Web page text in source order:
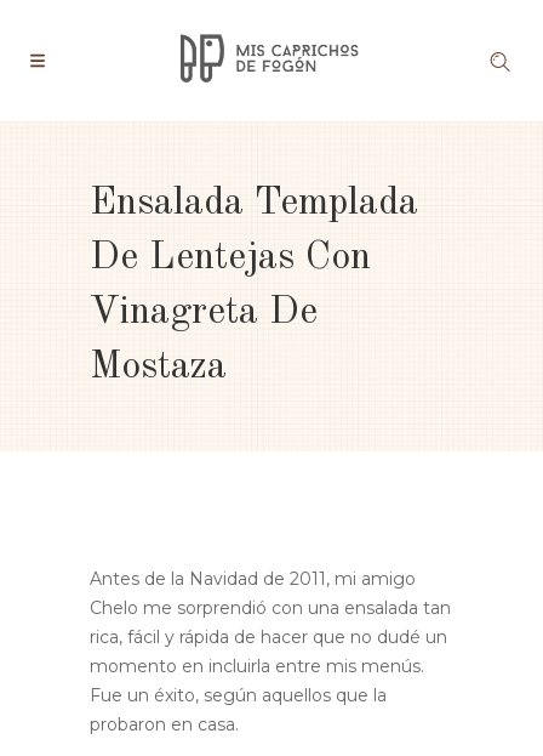
Ensalada Templada
De Lentejas Con
Vinagreta De
Mostaza
Antes de la Navidad de 2011, mi amigo
Chelo me sorprendió con una ensalada tan
rica, fácil y rápida de hacer que no dudé un
momento en incluirla entre mis menús.
Fue un éxito, según aquellos que la
probaron en casa.